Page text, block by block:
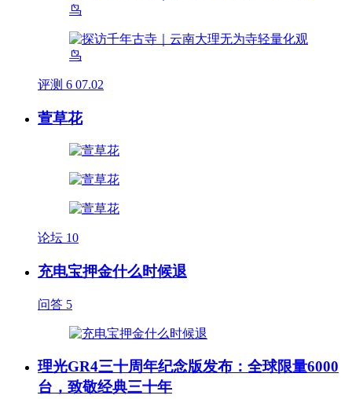
评测 6 07.02
萱草花
论坛 10
充电宝押金什么时候退
问答 5
理光GR4三十周年纪念版发布：全球限量6000
台，致敬经典三十年